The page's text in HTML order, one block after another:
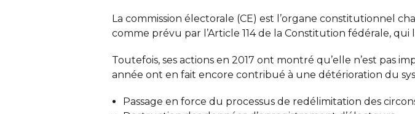
La commission électorale (CE) est l’organe constitutionnel
comme prévu par l’Article 114 de la Constitution fédérale,
Toutefois, ses actions en 2017 ont montré qu’elle n’est pas
année ont en fait encore contribué à une détérioration du
Passage en force du processus de redélimitation des